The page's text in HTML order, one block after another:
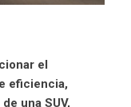
el
eficiencia,
una SUV,